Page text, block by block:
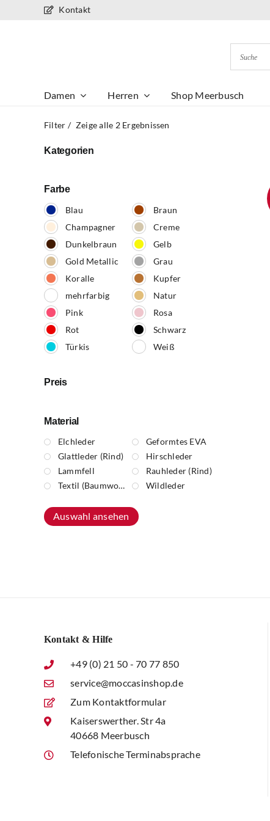
Kontakt
Damen Herren Shop Meerbusch
Filter Zeige alle 2 Ergebnissen
Kategorien
Farbe
Blau
Braun
Champagner
Creme
Dunkelbraun
Gelb
Gold Metallic
Grau
Koralle
Kupfer
mehrfarbig
Natur
Pink
Rosa
Rot
Schwarz
Türkis
Weiß
Preis
Material
Elchleder
Geformtes EVA
Glattleder (Rind)
Hirschleder
Lammfell
Rauhleder (Rind)
Textil (Baumwolle)
Wildleder
Auswahl ansehen
Kontakt & Hilfe
+49 (0) 21 50 - 70 77 850
service@moccasinshop.de
Zum Kontaktformular
Kaiserswerther. Str 4a
40668 Meerbusch
Telefonische Terminabsprache